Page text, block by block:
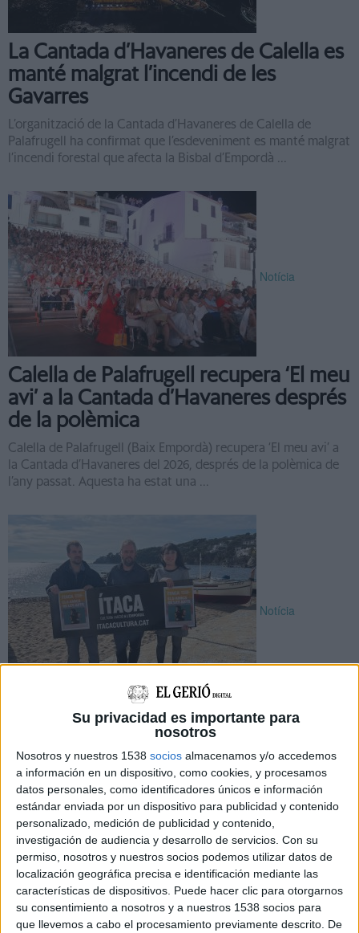
Su privacidad es importante para
nosotros
Nosotros y nuestros 1538 socios almacenamos y/o accedemos
a información en un dispositivo, como cookies, y procesamos
datos personales, como identificadores únicos e información
estándar enviada por un dispositivo para publicidad y contenido
personalizado, medición de publicidad y contenido,
investigación de audiencia y desarrollo de servicios. Con su
permiso, nosotros y nuestros socios podemos utilizar datos de
localización geográfica precisa e identificación mediante las
características de dispositivos. Puede hacer clic para otorgarnos
su consentimiento a nosotros y a nuestros 1538 socios para
que llevemos a cabo el procesamiento previamente descrito. De
La Cantada d’Havaneres de Calella es
manté malgrat l’incendi de les
Gavarres
L’organització de la Cantada d’Havaneres de Calella de
Palafrugell ha confirmat que l’esdeveniment es manté malgrat
l’incendi forestal que afecta la Bisbal d’Empordà ...
Notícia
Calella de Palafrugell recupera ‘El meu
avi’ a la Cantada d’Havaneres després
de la polèmica
Calella de Palafrugell (Baix Empordà) recupera ‘El meu avi’ a
la Cantada d’Havaneres del 2026, després de la polèmica de
l’any passat. Aquesta ha estat una ...
Notícia
Els Amics de les Arts tancaran l'ÍTACA
2026 a l’escenari de la Cantada
d’Havaneres de Calella
La 14a edició del Festival ÍTACA ja té concert de cloenda: Els
Amics de les Arts actuaran el diumenge 5 de juliol del 2026 a
la platja de Port Bo de Calella de Palafrugell, un ...